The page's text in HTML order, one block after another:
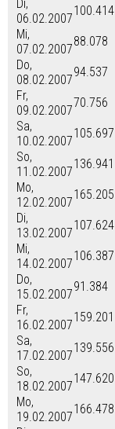
Di,
06.02.2007
100.414
Mi,
07.02.2007
88.078
Do,
08.02.2007
94.537
Fr,
09.02.2007
70.756
Sa,
10.02.2007
105.697
So,
11.02.2007
136.941
Mo,
12.02.2007
165.205
Di,
13.02.2007
107.624
Mi,
14.02.2007
106.387
Do,
15.02.2007
91.384
Fr,
16.02.2007
159.201
Sa,
17.02.2007
139.556
So,
18.02.2007
147.620
Mo,
19.02.2007
166.478